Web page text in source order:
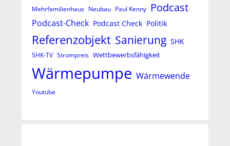
Mehrfamilienhaus Neubau Paul Kenny Podcast
Podcast-Check Podcast Check Politik
Referenzobjekt Sanierung SHK
SHK-TV Strompreis Wettbewerbsfähigkeit
Wärmepumpe Wärmewende
Youtube